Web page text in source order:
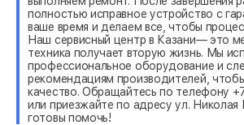
полностью исправное устройство с
ваше время и делаем все, чтобы
Наш сервисный центр в Казани— это
техника получает вторую жизнь. Мы
профессиональное оборудование и
рекомендациям производителей,
качество. Обращайтесь по телефону
или приезжайте по адресу ул.
готовы помочь!